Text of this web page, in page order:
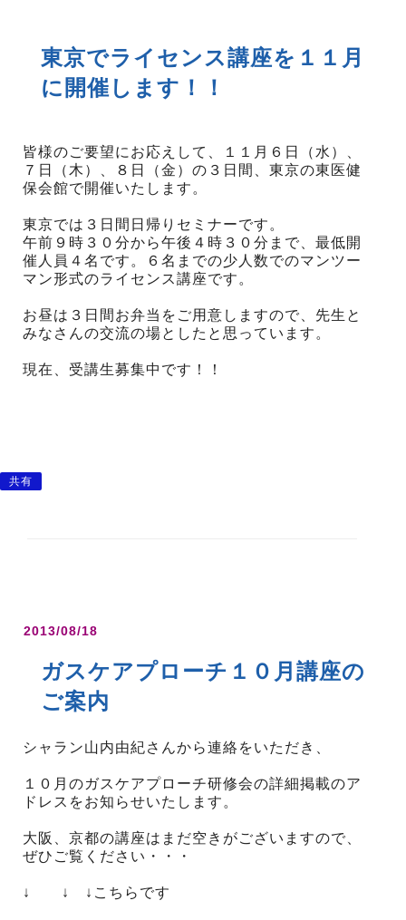
東京でライセンス講座を１１月
に開催します！！
皆様のご要望にお応えして、１１月６日（水）、
７日（木）、８日（金）の３日間、東京の東医健
保会館で開催いたします。
東京では３日間日帰りセミナーです。
午前９時３０分から午後４時３０分まで、最低開
催人員４名です。６名までの少人数でのマンツー
マン形式のライセンス講座です。
お昼は３日間お弁当をご用意しますので、先生と
みなさんの交流の場としたと思っています。
現在、受講生募集中です！！
共有
2013/08/18
ガスケアプローチ１０月講座の
ご案内
シャラン山内由紀さんから連絡をいただき、
１０月のガスケアプローチ研修会の詳細掲載のア
ドレスをお知らせいたします。
大阪、京都の講座はまだ空きがございますので、
ぜひご覧ください・・・
↓ ↓ ↓こちらです